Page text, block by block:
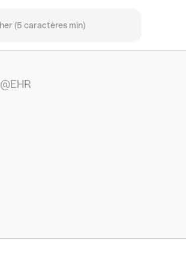
@EHR